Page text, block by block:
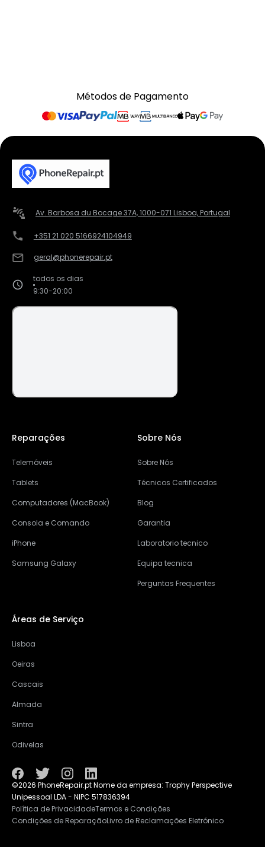
Métodos de Pagamento
Av. Barbosa du Bocage 37A, 1000-071 Lisboa, Portugal
+351 21 020 5166924104949
geral@phonerepair.pt
todos os dias
9:30-20:00
Reparações
Telemóveis
Tablets
Computadores (MacBook)
Consola e Comando
iPhone
Samsung Galaxy
Sobre Nós
Sobre Nós
Técnicos Certificados
Blog
Garantia
Laboratorio tecnico
Equipa tecnica
Perguntas Frequentes
Áreas de Serviço
Lisboa
Oeiras
Cascais
Almada
Sintra
Odivelas
©2026 PhoneRepair.pt Nome da empresa: Trophy Perspective
Unipessoal LDA - NIPC 517836394
Política de PrivacidadeTermos e Condições
Condições de ReparaçãoLivro de Reclamações Eletrónico